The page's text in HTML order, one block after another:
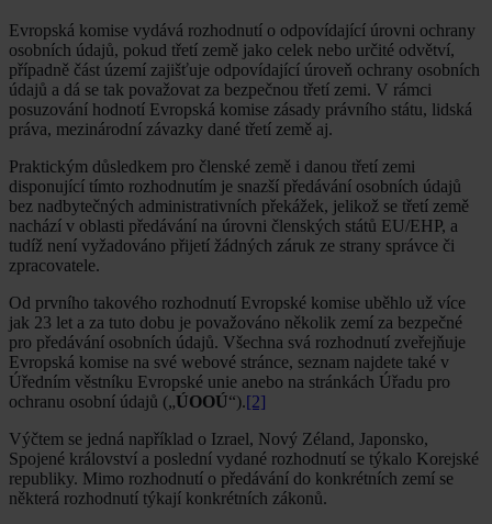
Evropská komise vydává rozhodnutí o odpovídající úrovni ochrany
osobních údajů, pokud třetí země jako celek nebo určité odvětví,
případně část území zajišťuje odpovídající úroveň ochrany osobních
údajů a dá se tak považovat za bezpečnou třetí zemi. V rámci
posuzování hodnotí Evropská komise zásady právního státu, lidská
práva, mezinárodní závazky dané třetí země aj.
Praktickým důsledkem pro členské země i danou třetí zemi
disponující tímto rozhodnutím je snazší předávání osobních údajů
bez nadbytečných administrativních překážek, jelikož se třetí země
nachází v oblasti předávání na úrovni členských států EU/EHP, a
tudíž není vyžadováno přijetí žádných záruk ze strany správce či
zpracovatele.
Od prvního takového rozhodnutí Evropské komise uběhlo už více
jak 23 let a za tuto dobu je považováno několik zemí za bezpečné
pro předávání osobních údajů. Všechna svá rozhodnutí zveřejňuje
Evropská komise na své webové stránce, seznam najdete také v
Úředním věstníku Evropské unie anebo na stránkách Úřadu pro
ochranu osobní údajů („ÚOOÚ“).[2]
Výčtem se jedná například o Izrael, Nový Zéland, Japonsko,
Spojené království a poslední vydané rozhodnutí se týkalo Korejské
republiky. Mimo rozhodnutí o předávání do konkrétních zemí se
některá rozhodnutí týkají konkrétních zákonů.